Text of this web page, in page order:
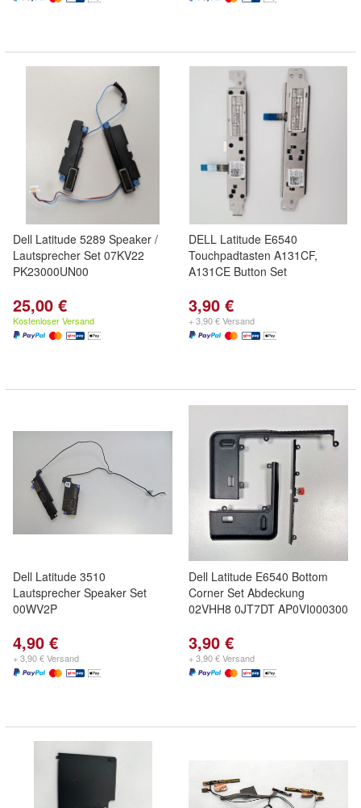
Dell Latitude 5289 Speaker /
Lautsprecher Set 07KV22
PK23000UN00
25,00 €
Kostenloser Versand
DELL Latitude E6540
Touchpadtasten A131CF,
A131CE Button Set
3,90 €
+ 3,90 € Versand
Dell Latitude 3510
Lautsprecher Speaker Set
00WV2P
4,90 €
+ 3,90 € Versand
Dell Latitude E6540 Bottom
Corner Set Abdeckung
02VHH8 0JT7DT AP0VI000300
3,90 €
+ 3,90 € Versand